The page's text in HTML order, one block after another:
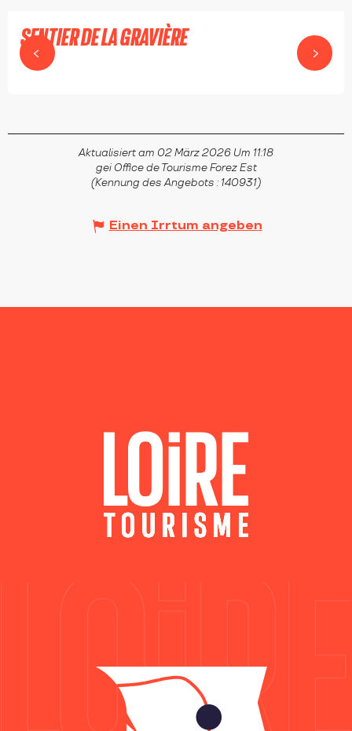
SENTIER DE LA GRAVIÈRE
BALBIGNY
Aktualisiert am 02 März 2026 Um 11:18
gei Office de Tourisme Forez Est
(Kennung des Angebots : 140931)
Einen Irrtum angeben